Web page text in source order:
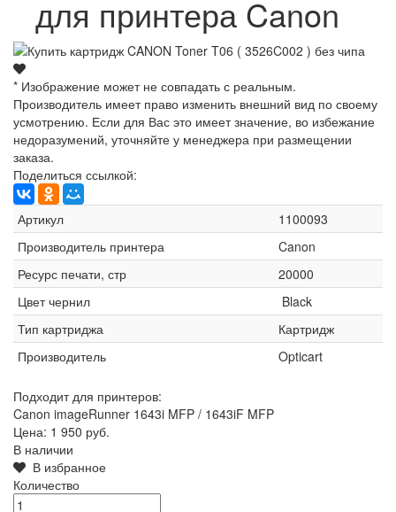
для принтера Canon
* Изображение может не совпадать с реальным.
Производитель имеет право изменить внешний вид по своему
усмотрению. Если для Вас это имеет значение, во избежание
недоразумений, уточняйте у менеджера при размещении
заказа.
Поделиться ссылкой:
Артикул
1100093
Производитель принтера
Canon
Ресурс печати, стр
20000
Цвет чернил
Black
Тип картриджа
Картридж
Производитель
Opticart
Подходит для принтеров:
Canon imageRunner 1643i MFP / 1643iF MFP
Цена: 1 950 руб.
В наличии
В избранное
Количество